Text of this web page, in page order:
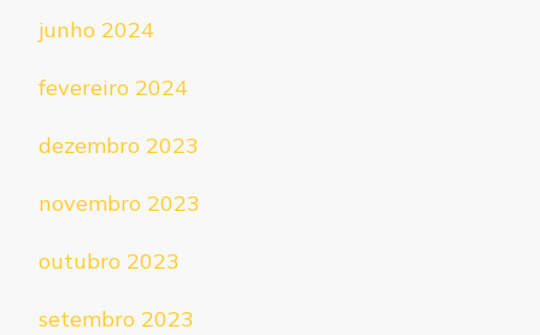
junho 2024
fevereiro 2024
dezembro 2023
novembro 2023
outubro 2023
setembro 2023